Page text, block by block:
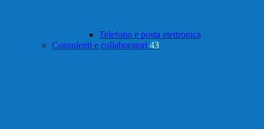
Telefono e posta elettronica
Consulenti e collaboratori 43